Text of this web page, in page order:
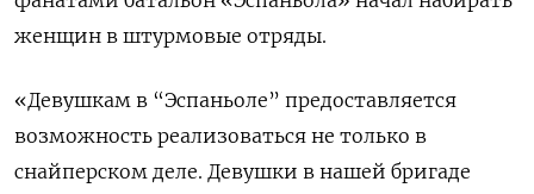
женщин в штурмовые отряды.
«Девушкам в “Эспаньоле” предоставляется
возможность реализоваться не только в
снайперском деле. Девушки в нашей бригаде